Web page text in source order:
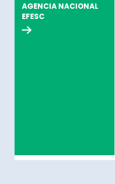
AGENCIA NACIONAL
EFESC